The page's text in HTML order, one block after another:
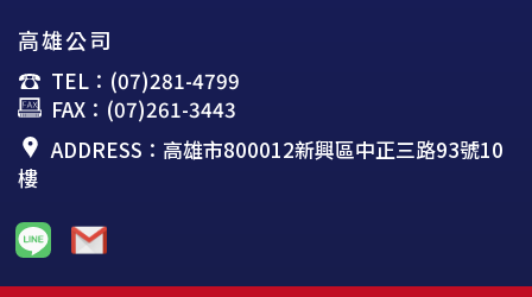
高雄公司
TEL：(07)281-4799
FAX：(07)261-3443
ADDRESS：高雄市800012新興區中正三路93號10
樓